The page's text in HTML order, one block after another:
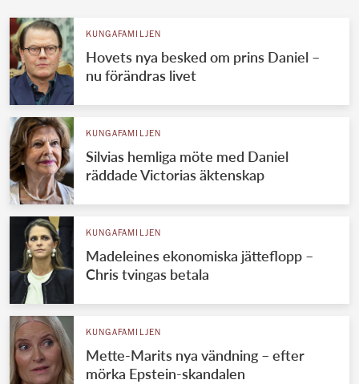
KUNGAFAMILJEN
Hovets nya besked om prins Daniel –
nu förändras livet
KUNGAFAMILJEN
Silvias hemliga möte med Daniel
räddade Victorias äktenskap
KUNGAFAMILJEN
Madeleines ekonomiska jätteflopp –
Chris tvingas betala
KUNGAFAMILJEN
Mette-Marits nya vändning – efter
mörka Epstein-skandalen